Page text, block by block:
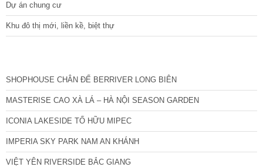
Dự án chung cư
Khu đô thị mới, liền kề, biệt thự
SHOPHOUSE CHÂN ĐẾ BERRIVER LONG BIÊN
MASTERISE CAO XÀ LÁ – HÀ NỘI SEASON GARDEN
ICONIA LAKESIDE TỐ HỮU MIPEC
IMPERIA SKY PARK NAM AN KHÁNH
VIỆT YÊN RIVERSIDE BẮC GIANG